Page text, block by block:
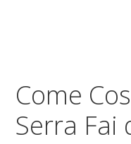
Come
Serra Fai